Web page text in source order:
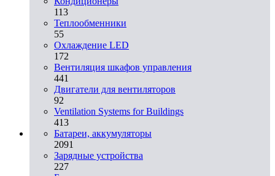
113
Теплообменники
55
Охлаждение LED
172
Вентиляция шкафов управления
441
Двигатели для вентиляторов
92
Ventilation Systems for Buildings
413
Батареи, аккумуляторы
2091
Зарядные устройства
227